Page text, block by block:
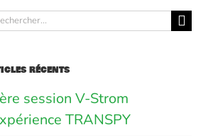
récents
session V-Strom
TRANSPY